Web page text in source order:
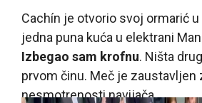
Cachín je otvorio svoj ormarić
jedna puna kuća u elektrani
Izbegao sam krofnu. Ništa
prvom činu. Meč je zaustavljen
nesmotrenosti navijača.